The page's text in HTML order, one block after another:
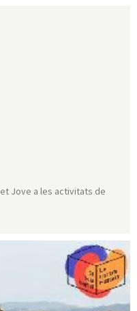
Jove a les activitats de